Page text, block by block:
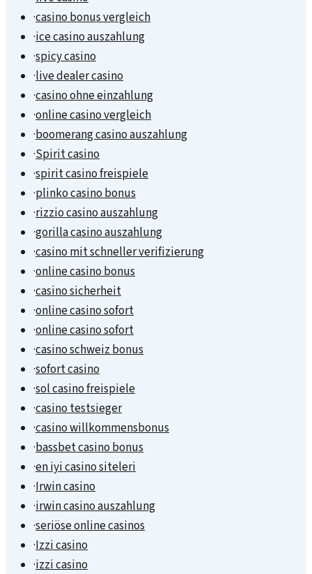
·casino bonus vergleich
·ice casino auszahlung
·spicy casino
·live dealer casino
·casino ohne einzahlung
·online casino vergleich
·boomerang casino auszahlung
·Spirit casino
·spirit casino freispiele
·plinko casino bonus
·rizzio casino auszahlung
·gorilla casino auszahlung
·casino mit schneller verifizierung
·online casino bonus
·casino sicherheit
·online casino sofort
·online casino sofort
·casino schweiz bonus
·sofort casino
·sol casino freispiele
·casino testsieger
·casino willkommensbonus
·bassbet casino bonus
·en iyi casino siteleri
·Irwin casino
·irwin casino auszahlung
·seriöse online casinos
·Izzi casino
·izzi casino